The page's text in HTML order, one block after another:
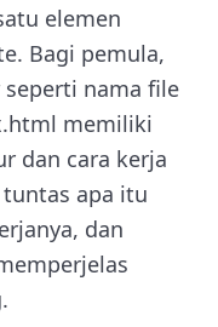
elemen
Bagi pemula,
nama file
memiliki
dan cara kerja
apa itu
dan